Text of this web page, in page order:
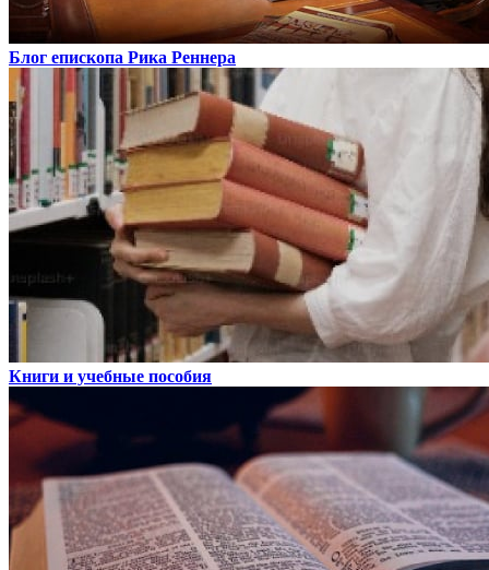
Блог епископа Рика Реннера
Книги и учебные пособия